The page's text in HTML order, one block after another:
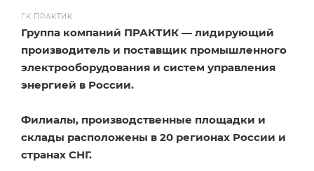
ГК ПРАКТИК
Группа компаний ПРАКТИК — лидирующий
производитель и поставщик промышленного
электрооборудования и систем управления
энергией в России.
Филиалы, производственные площадки и
склады расположены в 20 регионах России и
странах СНГ.